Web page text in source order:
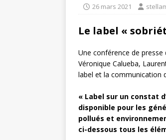
26 mars 2021
Le label «
Une conférence de presse
Véronique Calueba,
label et la communication
« Label sur un constat
disponible pour les
pollués et
ci-dessous tous les